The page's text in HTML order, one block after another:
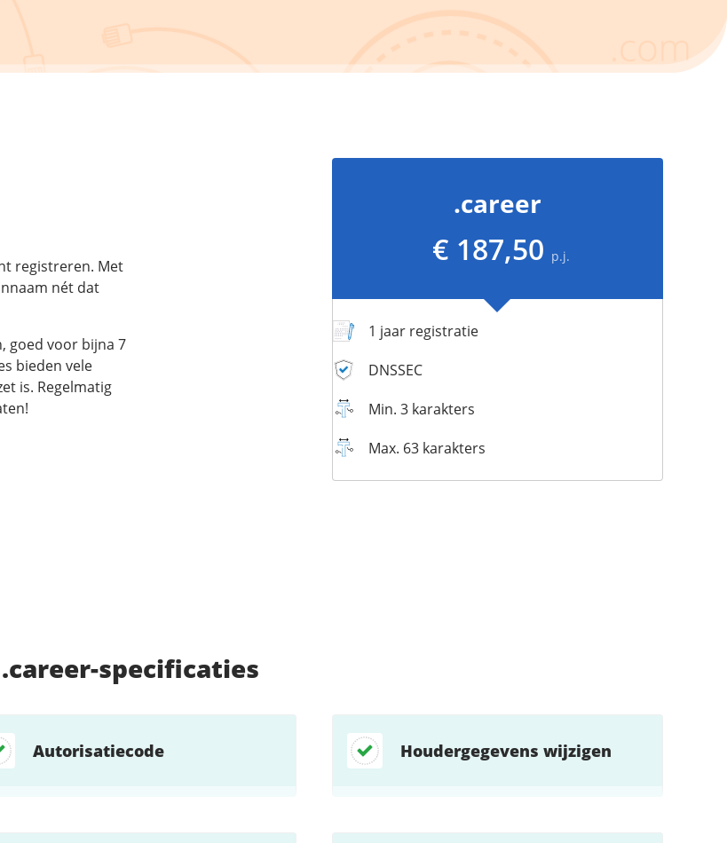
registreren. Met
nét dat
goed voor bijna 7
bieden vele
is. Regelmatig
.career
€ 187,50 p.j.
1 jaar registratie
DNSSEC
Min. 3 karakters
Max. 63 karakters
.career-specificaties
Autorisatiecode Houdergegevens wijzigen